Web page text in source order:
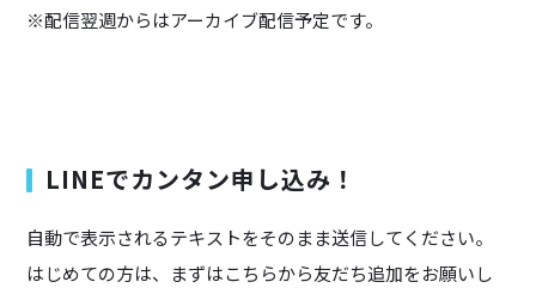
※配信翌週からはアーカイブ配信予定です。
LINEでカンタン申し込み！
自動で表示されるテキストをそのまま送信してください。
はじめての方は、まずはこちらから友だち追加をお願いし